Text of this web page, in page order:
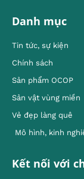
Danh mục
Tin tức, sự kiện
Chính sách
Sản phẩm OCOP
Sản vật vùng miền
Vẻ đẹp làng quê
Mô hình, kinh
Kết nối với